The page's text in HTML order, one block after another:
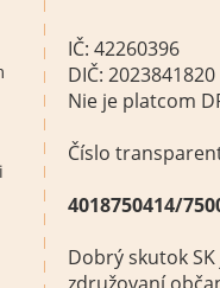
IČ: 42260396
DIČ: 2023841820
Nie je platcom
Číslo
4018750414/
Dobrý skutok